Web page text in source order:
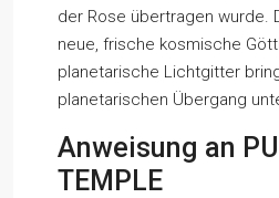
der Rose übertragen wurde.
neue, frische kosmische
planetarische Lichtgitter
planetarischen Übergang
Anweisung an
TEMPLE